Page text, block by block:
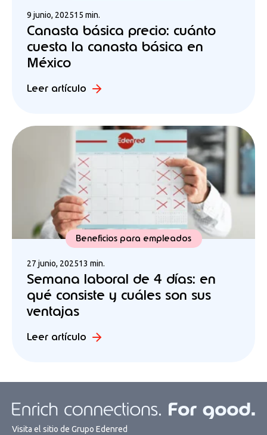
9 junio, 202515 min.
Canasta básica precio: cuánto
cuesta la canasta básica en
México
Leer artículo
Beneficios para empleados
27 junio, 202513 min.
Semana laboral de 4 días: en
qué consiste y cuáles son sus
ventajas
Leer artículo
Visita el sitio de Grupo Edenred